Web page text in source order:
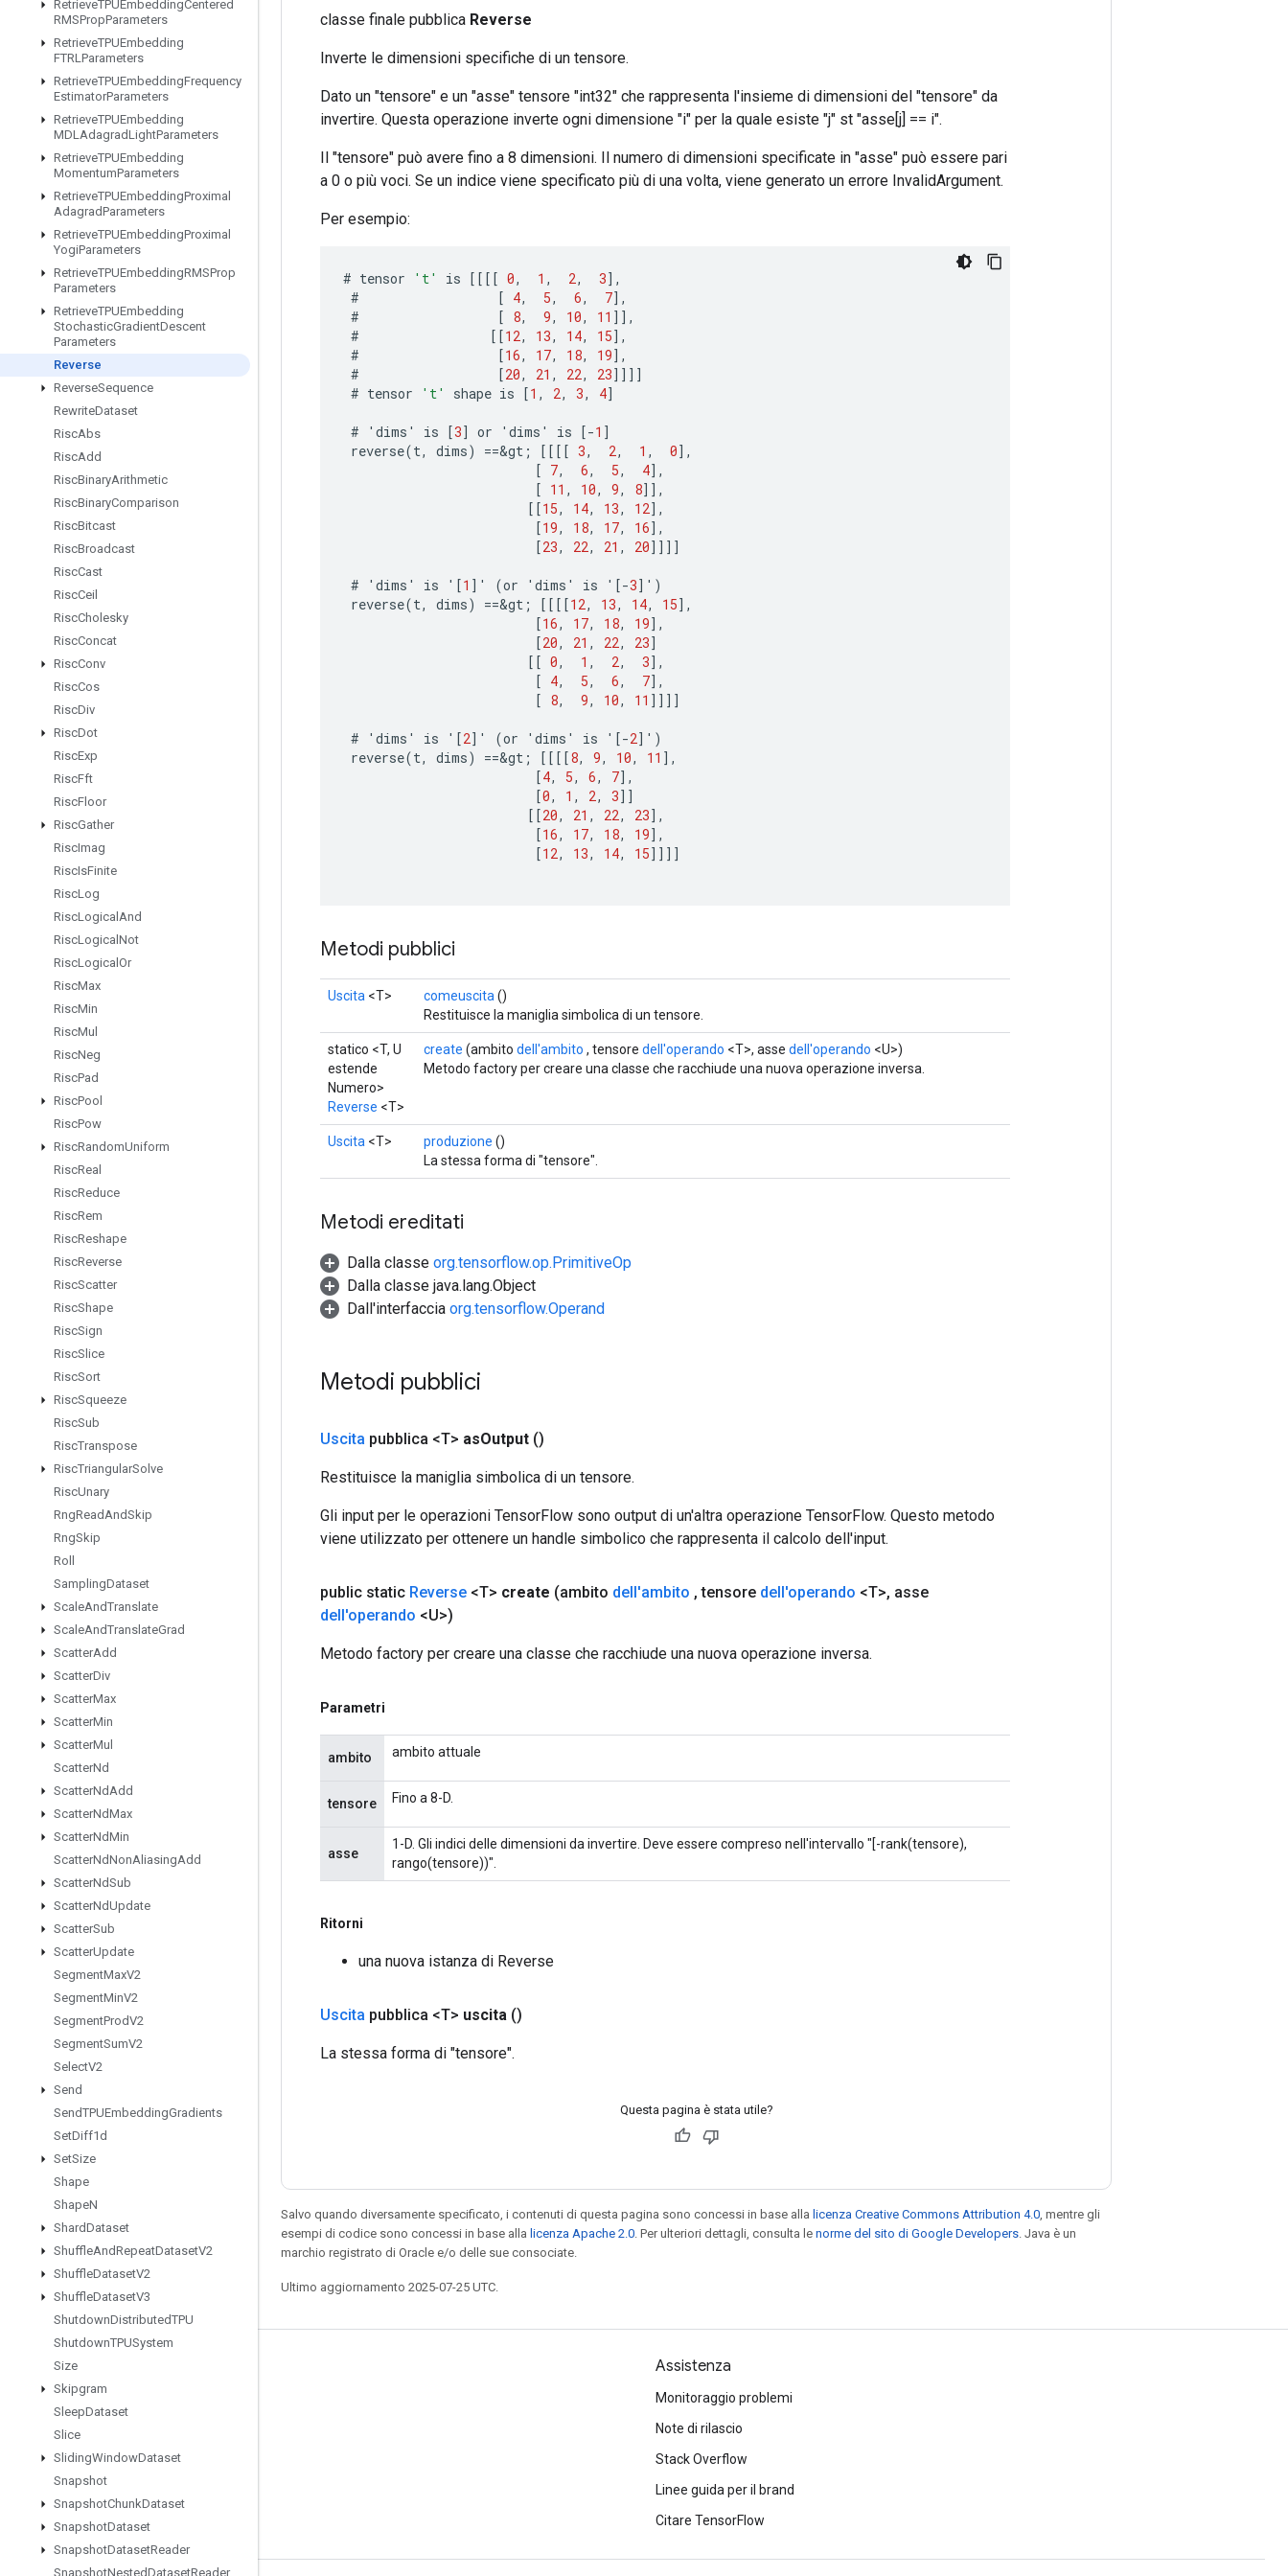
RetrieveTPUEmbeddingCentered
RMSPropParameters
RetrieveTPUEmbedding
FTRLParameters
RetrieveTPUEmbeddingFrequency
EstimatorParameters
RetrieveTPUEmbedding
MDLAdagradLightParameters
RetrieveTPUEmbedding
MomentumParameters
RetrieveTPUEmbeddingProximal
AdagradParameters
RetrieveTPUEmbeddingProximal
YogiParameters
RetrieveTPUEmbeddingRMSProp
Parameters
RetrieveTPUEmbedding
StochasticGradientDescent
Parameters
Reverse
ReverseSequence
RewriteDataset
RiscAbs
RiscAdd
RiscBinaryArithmetic
RiscBinaryComparison
RiscBitcast
RiscBroadcast
RiscCast
RiscCeil
RiscCholesky
RiscConcat
RiscConv
RiscCos
RiscDiv
RiscDot
RiscExp
RiscFft
RiscFloor
RiscGather
RiscImag
RiscIsFinite
RiscLog
RiscLogical And
RiscLogical Not
RiscLogical Or
RiscMax
RiscMin
RiscMul
RiscNeg
RiscPad
RiscPool
RiscPow
RiscRandomUniform
RiscReal
RiscReduce
RiscRem
RiscReshape
RiscReverse
RiscScatter
RiscShape
RiscSign
RiscSlice
RiscSort
RiscSqueeze
RiscSub
RiscTranspose
RiscTriangularSolve
RiscUnary
RngReadAndSkip
RngSkip
Roll
SamplingDataset
ScaleAndTranslate
ScaleAndTranslateGrad
ScatterAdd
ScatterDiv
ScatterMax
ScatterMin
ScatterMul
ScatterNd
ScatterNdAdd
ScatterNdMax
ScatterNdMin
ScatterNdNonAliasingAdd
ScatterNdSub
ScatterNdUpdate
ScatterSub
ScatterUpdate
SegmentMaxV2
SegmentMinV2
SegmentProdV2
SegmentSumV2
SelectV2
Send
SendTPUEmbeddingGradients
SetDiff1d
SetSize
Shape
ShapeN
ShardDataset
ShuffleAndRepeatDatasetV2
ShuffleDatasetV2
ShuffleDatasetV3
ShutdownDistributedTPU
ShutdownTPUSystem
Size
Skipgram
SleepDataset
Slice
SlidingWindowDataset
Snapshot
SnapshotChunkDataset
SnapshotDataset
SnapshotDatasetReader
SnapshotNestedDatasetReader
classe finale pubblica Reverse
Inverte le dimensioni specifiche di un tensore.
Dato un "tensore" e un "asse" tensore "int32" che rappresenta l'insieme di dimensioni del "tensore" da
invertire. Questa operazione inverte ogni dimensione "i" per la quale esiste "j" st "asse[j] == i".
Il "tensore" può avere fino a 8 dimensioni. Il numero di dimensioni specificate in "asse" può essere pari
a 0 o più voci. Se un indice viene specificato più di una volta, viene generato un errore InvalidArgument.
Per esempio:
# tensor 't' is [[[[ 0, 1 , 2, 3] ,
#
[ 4, 5, 6, 7] ,
#
[ 8, 9, 10, 11 ]] ,
#
[[12, 13, 14, 15] ,
#
[16, 17, 18, 19] ,
#
[20, 21 , 22, 23]]]]
# tensor 't' shape is [1 , 2, 3, 4]
# ' dims ' is [3] or ' dims ' is [-1 ]
reverse(t, dims) ==&gt ; [[[[ 3, 2, 1 , 0] ,
[ 7, 6, 5, 4] ,
[ 11 , 10, 9, 8]] ,
[[15, 14, 13, 12] ,
[19, 18, 17, 16] ,
[23, 22, 21 , 20]]]]
# ' dims ' is ' [1 ] ' (or ' dims ' is ' [-3] ' )
reverse(t, dims) ==&gt ; [[[[12, 13, 14, 15] ,
[16, 17, 18, 19] ,
[20, 21 , 22, 23]
[[ 0, 1 , 2, 3] ,
[ 4, 5, 6, 7] ,
[ 8, 9, 10, 11 ]]]]
# ' dims ' is ' [2] ' (or ' dims ' is ' [-2] ' )
reverse(t, dims) ==&gt ; [[[[8, 9, 10, 11 ] ,
[4, 5, 6, 7] ,
[0, 1 , 2, 3]]
[[20, 21 , 22, 23] ,
[16, 17, 18, 19] ,
[12, 13, 14, 15]]]]
Metodi pubblici
Uscita <T> comeuscita ()
Restituisce la maniglia simbolica di un tensore.
statico <T, U
estende
Numero>
Reverse <T>
create (ambito dell'ambito , tensore dell'operando <T>, asse dell'operando <U>)
Metodo factory per creare una classe che racchiude una nuova operazione inversa.
Uscita <T> produzione ()
La stessa forma di "tensore".
Metodi ereditati
Dalla classe org.tensorflow.op.PrimitiveOp
Dalla classe java.lang.Object
Dall'interfaccia org.tensorflow.Operand
Metodi pubblici
Uscita pubblica <T> asOutput ()
Restituisce la maniglia simbolica di un tensore.
Gli input per le operazioni TensorFlow sono output di un'altra operazione TensorFlow. Questo metodo
viene utilizzato per ottenere un handle simbolico che rappresenta il calcolo dell'input.
public static Reverse <T> create (ambito dell'ambito , tensore dell'operando <T>, asse
dell'operando <U>)
Metodo factory per creare una classe che racchiude una nuova operazione inversa.
Parametri
ambito ambito attuale
tensore Fino a 8-D.
asse
1-D. Gli indici delle dimensioni da invertire. Deve essere compreso nell'intervallo "[-rank(tensore),
rango(tensore))".
Ritorni
una nuova istanza di Reverse
Uscita pubblica <T> uscita ()
La stessa forma di "tensore".
Questa pagina è stata utile?
Salvo quando diversamente specificato, i contenuti di questa pagina sono concessi in base alla licenza Creative Commons Attribution 4.0 , mentre gli
esempi di codice sono concessi in base alla licenza Apache 2.0 . Per ulteriori dettagli, consulta le norme del sito di Google Developers . Java è un
marchio registrato di Oracle e/o delle sue consociate.
Ultimo aggiornamento 2025-07-25 UTC.
Resta connesso
Blog
Forum
GitHub
Twitter
YouTube
Assistenza
Monitoraggio problemi
Note di rilascio
Stack Overflow
Linee guida per il brand
Citare TensorFlow